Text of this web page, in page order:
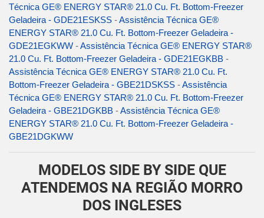
Técnica GE® ENERGY STAR® 21.0 Cu. Ft. Bottom-Freezer
Geladeira - GDE21ESKSS -Assistência Técnica GE®
ENERGY STAR® 21.0 Cu. Ft. Bottom-Freezer Geladeira -
GDE21EGKWW -Assistência Técnica GE® ENERGY STAR®
21.0 Cu. Ft. Bottom-Freezer Geladeira - GDE21EGKBB -
Assistência Técnica GE® ENERGY STAR® 21.0 Cu. Ft.
Bottom-Freezer Geladeira - GBE21DSKSS -Assistência
Técnica GE® ENERGY STAR® 21.0 Cu. Ft. Bottom-Freezer
Geladeira - GBE21DGKBB -Assistência Técnica GE®
ENERGY STAR® 21.0 Cu. Ft. Bottom-Freezer Geladeira -
GBE21DGKWW
MODELOS SIDE BY SIDE QUE
ATENDEMOS NA REGIÃO MORRO
DOS INGLESES